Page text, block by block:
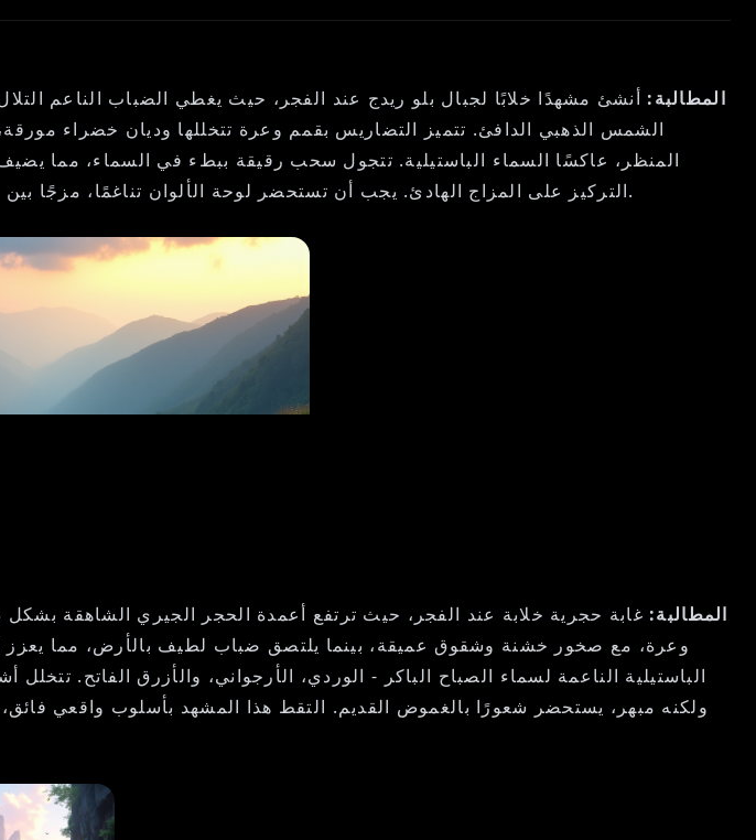
المطالبة: أنشئ مشهدًا خلابًا لجبال بلو ريدج عند الفجر، حيث يغطي الضباب الناعم
الشمس الذهبي الدافئ. تتميز التضاريس بقمم وعرة تتخللها وديان خضراء
المنظر، عاكسًا السماء الباستيلية. تتجول سحب رقيقة ببطء في السماء، مما يضيف
التركيز على المزاج الهادئ. يجب أن تستحضر لوحة الألوان تناغمًا، مزجًا بين الأزرق البارد والألوان الترابية الدافئة، داعية المشاهدين إلى هذا الملاذ الجبلي الهادئ.
المطالبة: غابة حجرية خلابة عند الفجر، حيث ترتفع أعمدة الحجر الجيري الشاهقة
وعرة، مع صخور خشنة وشقوق عميقة، بينما يلتصق ضباب لطيف بالأرض، مما يعزز
الباستيلية الناعمة لسماء الصباح الباكر - الوردي، الأرجواني، والأزرق الفاتح.
ولكنه مبهر، يستحضر شعورًا بالغموض القديم. التقط هذا المشهد بأسلوب واقعي فائق،